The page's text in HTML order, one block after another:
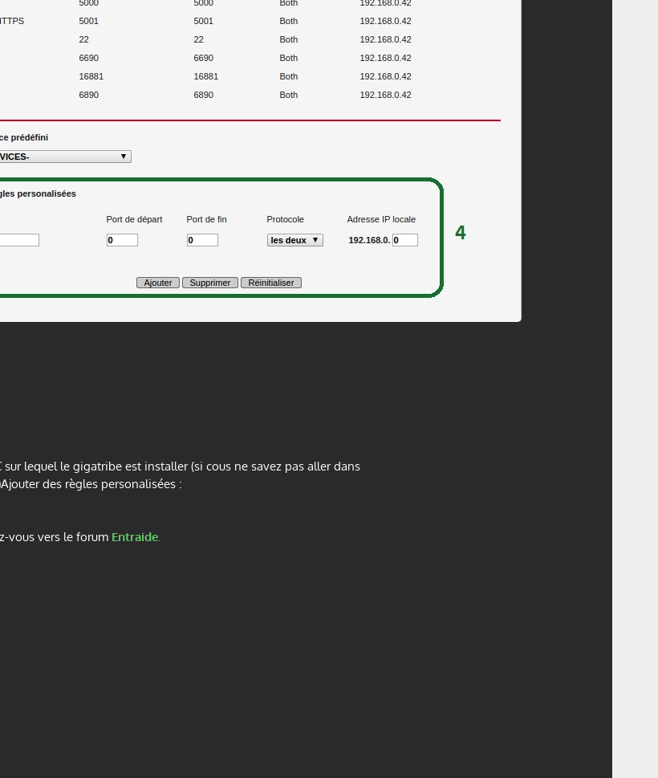
sur lequel le gigatribe est installer (si cous ne savez pas aller dans
des règles personalisées :
vous vers le forum Entraide.